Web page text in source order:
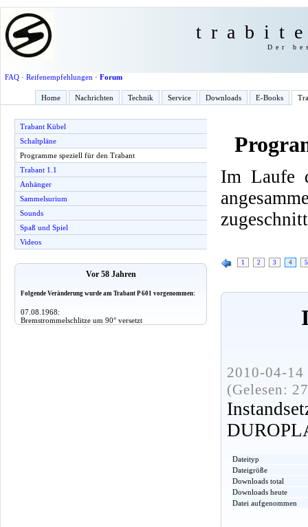
Der
FAQ· Reifenempfehlungen · Forum
Home Nachrichten Technik Service Downloads E-Books
Trabant Kübel
Schaltpläne
Programme speziell für den Trabant
Trabant 1.1
Anhänger
Sammelsurium
Sounds
Spaß und Spiel
Videos
Vor 58 Jahren
Folgende Veränderung wurde am Trabant P 601 vorgenommen:
07.08.1968:
Bremstrommelschlitze um 90° versetzt
Im Laufe
1 2 3 4 5
2010-04-
(Gelesen:
Dateityp
Dateigröße
Downloads total
Downloads heute
Datei aufgenommen